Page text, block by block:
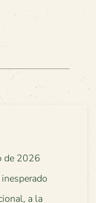
de 2026
a la